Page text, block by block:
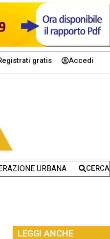
gratis Accedi
URBANA CERCA
LEGGI ANCHE